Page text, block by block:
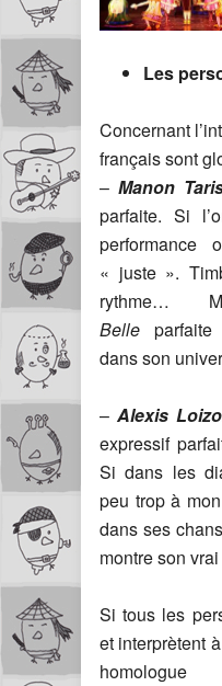
Les
Concernant
français sont
– Manon
parfaite. Si
performance
« juste ».
rythme…
Belle
dans son
– Alexis
expressif
Si dans les
peu trop à
dans ses
montre son
Si tous les
et interprètent